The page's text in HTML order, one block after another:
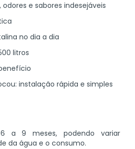
e sabores indesejáveis
no dia a dia
litros
instalação rápida e simples
6 a 9 meses, podendo variar
da água e o consumo.